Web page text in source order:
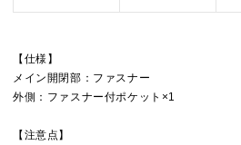
【仕様】
メイン開閉部：ファスナー
外側：ファスナー付ポケット×1
【注意点】